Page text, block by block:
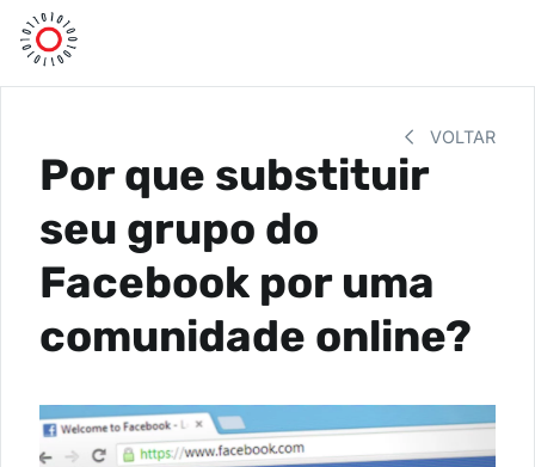
VOLTAR
Por que substituir
seu grupo do
Facebook por uma
comunidade online?